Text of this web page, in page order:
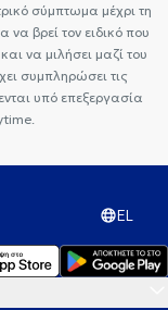
σύμπτωμα μέχρι τη
να βρεί τον ειδικό που
να μιλήσει μαζί του
συμπληρώσει τις
υπό επεξεργασία
EL